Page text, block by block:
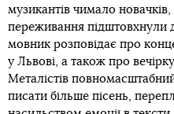
музикантів чимало
переживання підштовхнули
мовник розповідає про
у Львові, а також про
Металістів
писати більше пісень,